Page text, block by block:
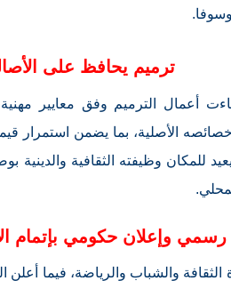
ترميم يحافظ على
أعمال الترميم وفق معايير
الأصلية، بما يضمن استمرار
للمكان وظيفته الثقافية والدينية
رسمي وإعلان حكومي بإتمام
والشباب والرياضة، فيما أعلن